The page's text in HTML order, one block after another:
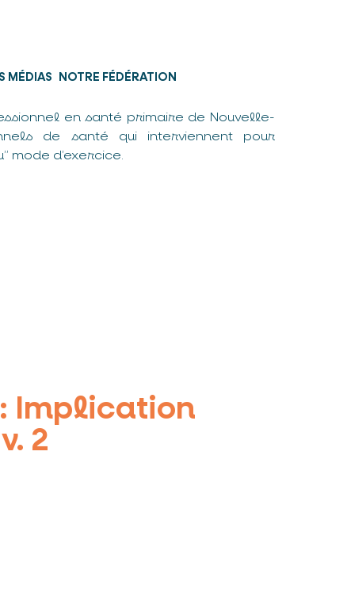
MÉDIAS NOTRE FÉDÉRATION
en santé primaire de Nouvelle-
de santé qui interviennent pour
mode d’exercice.
Implication
2